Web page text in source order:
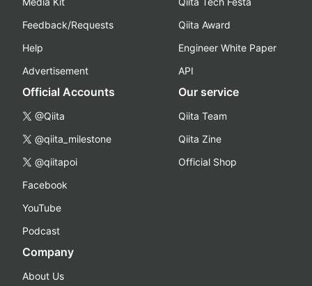
Feedback/Requests
Help
Advertisement
Qiita Award
Engineer White Paper
API
Official Accounts
@Qiita
@qiita_milestone
@qiitapoi
Facebook
YouTube
Podcast
Our service
Qiita Team
Qiita Zine
Official Shop
Company
About Us